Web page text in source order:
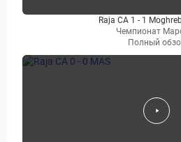
Raja CA 1 - 1
Чемпионат
Полный